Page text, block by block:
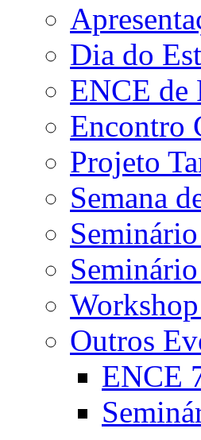
Dia do
ENCE de
Encontro
Projeto
Semana
Outros
ENCE